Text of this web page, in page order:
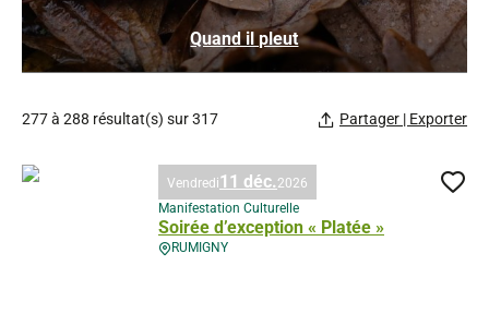
Quand il pleut
277 à 288 résultat(s) sur 317 Partager | Exporter
Soirée d’exception « Platée »
RUMIGNY
Vendredi11 déc. 2026
Manifestation Culturelle